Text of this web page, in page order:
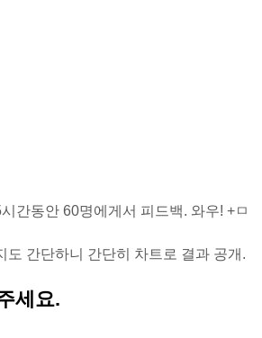
간동안 60명에게서 피드백. 와우! +ㅁ
도 간단하니 간단히 차트로 결과 공개.
세요.